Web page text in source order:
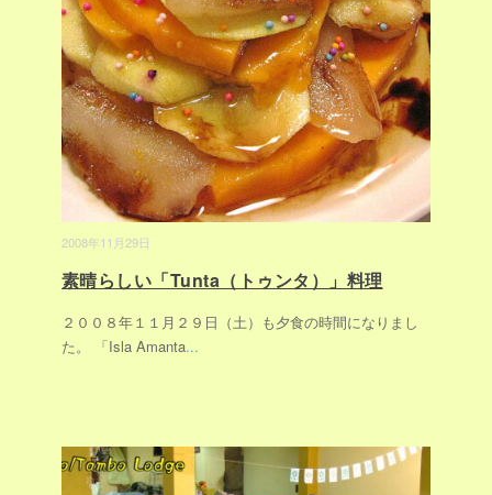
2008年11月29日
素晴らしい「Tunta（トゥンタ）」料理
２００８年１１月２９日（土）も夕食の時間になりまし
た。 「Isla Amanta...